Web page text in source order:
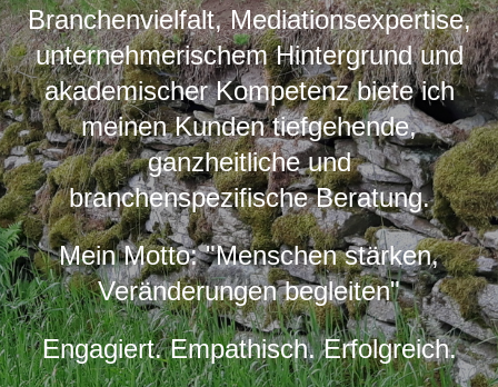
Branchenvielfalt, Mediationsexpertise,
unternehmerischem Hintergrund und
akademischer Kompetenz biete ich
meinen Kunden tiefgehende,
ganzheitliche und
branchenspezifische Beratung.
Mein Motto: "Menschen stärken,
Veränderungen begleiten"
Engagiert. Empathisch. Erfolgreich.